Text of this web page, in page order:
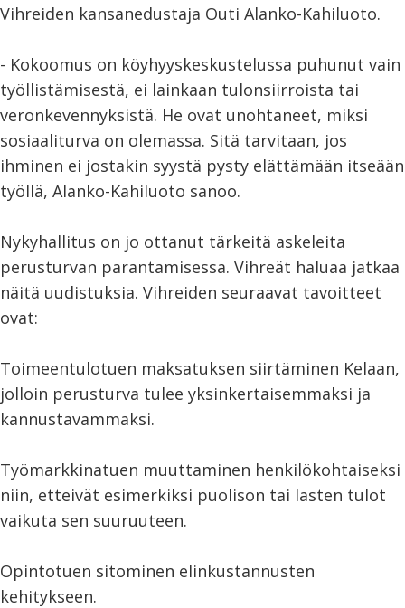
Vihreiden kansanedustaja Outi Alanko-Kahiluoto.
- Kokoomus on köyhyyskeskustelussa puhunut vain
työllistämisestä, ei lainkaan tulonsiirroista tai
veronkevennyksistä. He ovat unohtaneet, miksi
sosiaaliturva on olemassa. Sitä tarvitaan, jos
ihminen ei jostakin syystä pysty elättämään itseään
työllä, Alanko-Kahiluoto sanoo.
Nykyhallitus on jo ottanut tärkeitä askeleita
perusturvan parantamisessa. Vihreät haluaa jatkaa
näitä uudistuksia. Vihreiden seuraavat tavoitteet
ovat:
Toimeentulotuen maksatuksen siirtäminen Kelaan,
jolloin perusturva tulee yksinkertaisemmaksi ja
kannustavammaksi.
Työmarkkinatuen muuttaminen henkilökohtaiseksi
niin, etteivät esimerkiksi puolison tai lasten tulot
vaikuta sen suuruuteen.
Opintotuen sitominen elinkustannusten
kehitykseen.